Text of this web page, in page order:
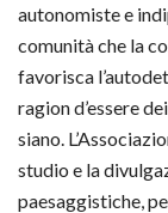
autonomiste e
comunità che la
favorisca
ragion d’essere
siano.
studio e la
paesaggistiche,